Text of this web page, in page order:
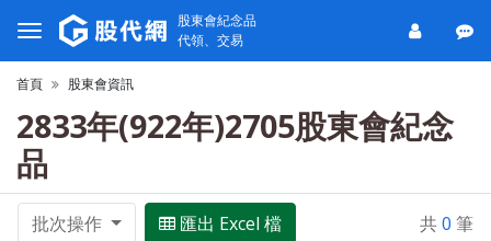
股東會紀念品
代領、交易
首頁 股東會資訊
2833年(922年)2705股東會紀念
品
批次操作 匯出 Excel 檔 共0 筆